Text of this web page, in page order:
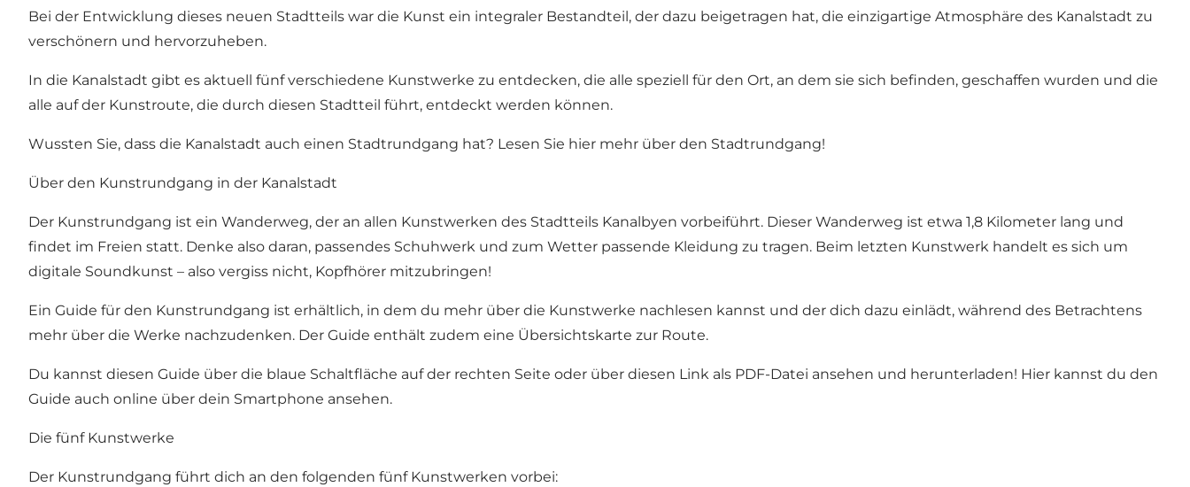
Bei der Entwicklung dieses neuen Stadtteils war die Kunst ein integraler Bestandteil, der dazu beigetragen hat, die einzigartige Atmosphäre des Kanalstadt zu
verschönern und hervorzuheben.
In die Kanalstadt gibt es aktuell fünf verschiedene Kunstwerke zu entdecken, die alle speziell für den Ort, an dem sie sich befinden, geschaffen wurden und die
alle auf der Kunstroute, die durch diesen Stadtteil führt, entdeckt werden können.
Wussten Sie, dass die Kanalstadt auch einen Stadtrundgang hat? Lesen Sie hier mehr über den Stadtrundgang!
Über den Kunstrundgang in der Kanalstadt
Der Kunstrundgang ist ein Wanderweg, der an allen Kunstwerken des Stadtteils Kanalbyen vorbeiführt. Dieser Wanderweg ist etwa 1,8 Kilometer lang und
findet im Freien statt. Denke also daran, passendes Schuhwerk und zum Wetter passende Kleidung zu tragen. Beim letzten Kunstwerk handelt es sich um
digitale Soundkunst – also vergiss nicht, Kopfhörer mitzubringen!
Ein Guide für den Kunstrundgang ist erhältlich, in dem du mehr über die Kunstwerke nachlesen kannst und der dich dazu einlädt, während des Betrachtens
mehr über die Werke nachzudenken. Der Guide enthält zudem eine Übersichtskarte zur Route.
Du kannst diesen Guide über die blaue Schaltfläche auf der rechten Seite oder über diesen Link als PDF-Datei ansehen und herunterladen! Hier kannst du den
Guide auch online über dein Smartphone ansehen.
Die fünf Kunstwerke
Der Kunstrundgang führt dich an den folgenden fünf Kunstwerken vorbei: